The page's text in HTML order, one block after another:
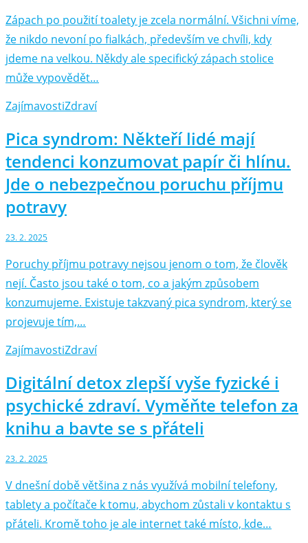
Zápach po použití toalety je zcela normální. Všichni víme,
že nikdo nevoní po fialkách, především ve chvíli, kdy
jdeme na velkou. Někdy ale specifický zápach stolice
může vypovědět…
ZajímavostiZdraví
Pica syndrom: Někteří lidé mají
tendenci konzumovat papír či hlínu.
Jde o nebezpečnou poruchu příjmu
potravy
23. 2. 2025
Poruchy příjmu potravy nejsou jenom o tom, že člověk
nejí. Často jsou také o tom, co a jakým způsobem
konzumujeme. Existuje takzvaný pica syndrom, který se
projevuje tím,…
ZajímavostiZdraví
Digitální detox zlepší vyše fyzické i
psychické zdraví. Vyměňte telefon za
knihu a bavte se s přáteli
23. 2. 2025
V dnešní době většina z nás využívá mobilní telefony,
tablety a počítače k tomu, abychom zůstali v kontaktu s
přáteli. Kromě toho je ale internet také místo, kde…